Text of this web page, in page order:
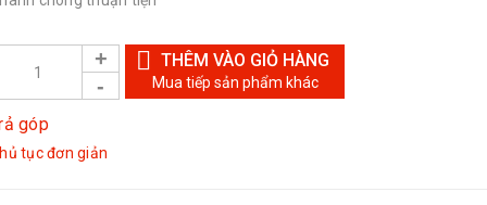
THÊM VÀO GIỎ HÀNG
Mua tiếp sản phẩm khác
góp
tục đơn giản